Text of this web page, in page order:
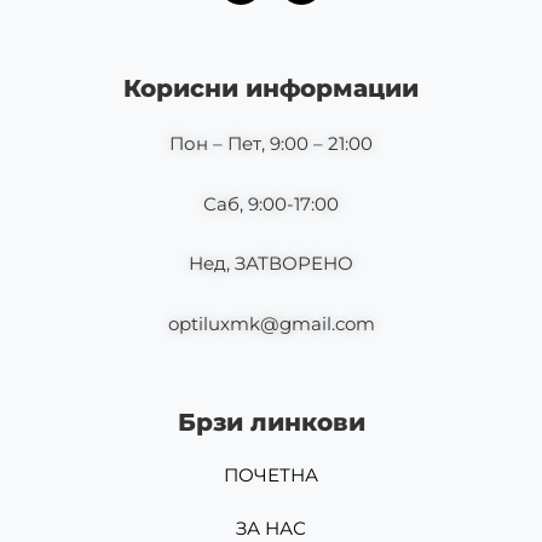
o
o
g
r
m
Корисни информации
Пон – Пет, 9:00 – 21:00
Саб, 9:00-17:00
Нед, ЗАТВОРЕНО
optiluxmk@gmail.com
Брзи линкови
ПОЧЕТНА
ЗА НАС